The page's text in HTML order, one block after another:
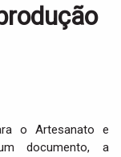
e
t
o Artesanato e
documento, a